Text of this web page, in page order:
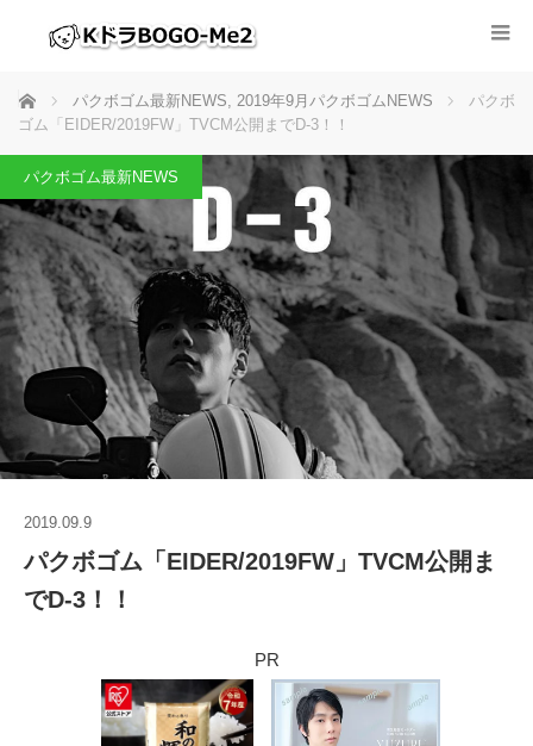
ホーム パクボゴム最新NEWS, 2019年9月パクボゴムNEWS
パクボ
ゴム「EIDER/2019FW」TVCM公開までD-3！！
パクボゴム最新NEWS
2019.09.9
パクボゴム「EIDER/2019FW」TVCM公開ま
でD-3！！
PR